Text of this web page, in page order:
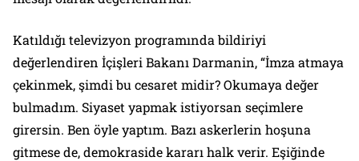
Katıldığı televizyon programında bildiriyi
değerlendiren İçişleri Bakanı Darmanin, “İmza atmaya
çekinmek, şimdi bu cesaret midir? Okumaya değer
bulmadım. Siyaset yapmak istiyorsan seçimlere
girersin. Ben öyle yaptım. Bazı askerlerin hoşuna
gitmese de, demokraside kararı halk verir. Eşiğinde